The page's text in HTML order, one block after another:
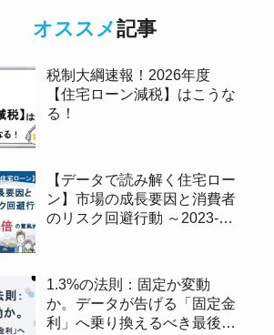
オススメ記事
税制大綱速報！2026年度
【住宅ローン減税】はこうな
る！
【データで読み解く住宅ロー
ン】市場の成長要因と消費者
のリスク回避行動 ～2023-
1.3%の法則：固定か変動
か。データが告げる「固定金
利」へ乗り換えるべき最後の